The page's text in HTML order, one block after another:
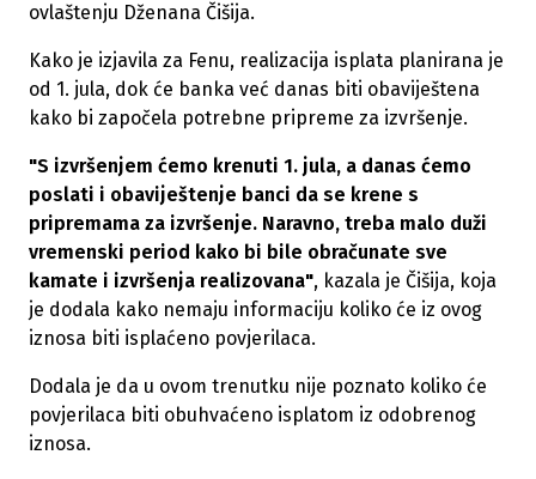
ovlaštenju Dženana Čišija.
Kako je izjavila za Fenu, realizacija isplata planirana je
od 1. jula, dok će banka već danas biti obaviještena
kako bi započela potrebne pripreme za izvršenje.
"S izvršenjem ćemo krenuti 1. jula, a danas ćemo
poslati i obaviještenje banci da se krene s
pripremama za izvršenje. Naravno, treba malo duži
vremenski period kako bi bile obračunate sve
kamate i izvršenja realizovana", kazala je Čišija, koja
je dodala kako nemaju informaciju koliko će iz ovog
iznosa biti isplaćeno povjerilaca.
Dodala je da u ovom trenutku nije poznato koliko će
povjerilaca biti obuhvaćeno isplatom iz odobrenog
iznosa.